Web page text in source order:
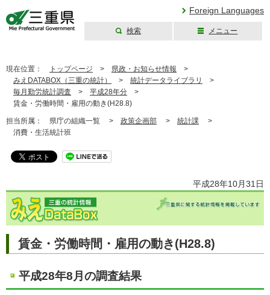
Foreign Languages
検索 メニュー
現在位置： トップページ > 県政・お知らせ情報 >
みえDATABOX（三重の統計）
> 統計データライブラリ
>
毎月勤労統計調査 > 平成28年分 >
賃金・労働時間・雇用の動き(H28.8)
担当所属： 県庁の組織一覧 > 政策企画部 > 統計課 >
消費・生活統計班
平成28年10月31日
賃金・労働時間・雇用の動き(H28.8)
平成28年8月の調査結果